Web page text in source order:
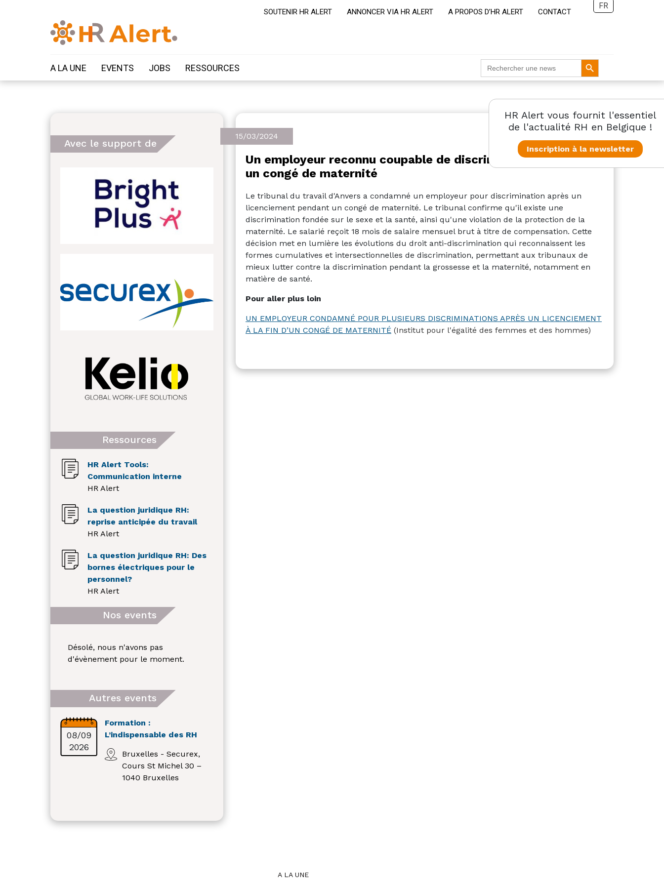
SOUTENIR HR ALERT ANNONCER VIA HR ALERT A PROPOS D’HR ALERT CONTACT
FR
A LA UNE EVENTS JOBS RESSOURCES
Search
for:
Search Button
Avec le support de
Ressources
HR Alert Tools:
Communication interne
HR Alert
La question juridique RH:
reprise anticipée du travail
HR Alert
La question juridique RH: Des
bornes électriques pour le
personnel?
HR Alert
Nos events
Désolé, nous n'avons pas
d'évènement pour le moment.
Autres events
08/09
2026
Formation :
L’indispensable des RH
Bruxelles - Securex,
Cours St Michel 30 –
1040 Bruxelles
HR Alert vous fournit l'essentiel
de l'actualité RH en Belgique !
Inscription à la newsletter
15/03/2024
Un employeur reconnu coupable de discrimination pendant
un congé de maternité
Le tribunal du travail d'Anvers a condamné un employeur pour discrimination après un
licenciement pendant un congé de maternité. Le tribunal confirme qu'il existe une
discrimination fondée sur le sexe et la santé, ainsi qu'une violation de la protection de la
maternité. Le salarié reçoit 18 mois de salaire mensuel brut à titre de compensation. Cette
décision met en lumière les évolutions du droit anti-discrimination qui reconnaissent les
formes cumulatives et intersectionnelles de discrimination, permettant aux tribunaux de
mieux lutter contre la discrimination pendant la grossesse et la maternité, notamment en
matière de santé.
Pour aller plus loin
UN EMPLOYEUR CONDAMNÉ POUR PLUSIEURS DISCRIMINATIONS APRÈS UN LICENCIEMENT
À LA FIN D’UN CONGÉ DE MATERNITÉ (Institut pour l'égalité des femmes et des hommes)
A LA UNE